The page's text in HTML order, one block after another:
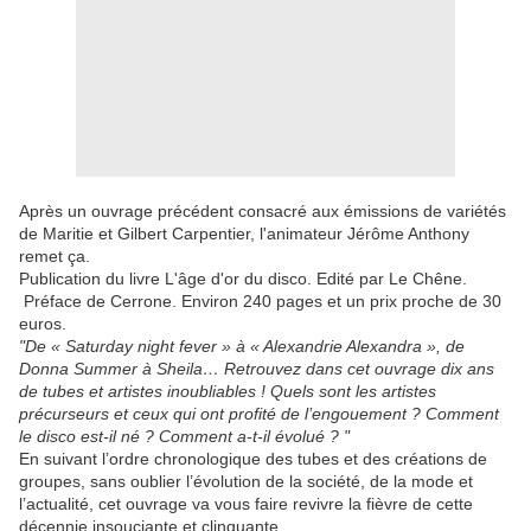
Après un ouvrage précédent consacré aux émissions de variétés
de Maritie et Gilbert Carpentier, l'animateur Jérôme Anthony
remet ça.
Publication du livre L'âge d'or du disco. Edité par Le Chêne.
Préface de Cerrone. Environ 240 pages et un prix proche de 30
euros.
"De « Saturday night fever » à « Alexandrie Alexandra », de
Donna Summer à Sheila… Retrouvez dans cet ouvrage dix ans
de tubes et artistes inoubliables ! Quels sont les artistes
précurseurs et ceux qui ont profité de l’engouement ? Comment
le disco est-il né ? Comment a-t-il évolué ? "
En suivant l’ordre chronologique des tubes et des créations de
groupes, sans oublier l’évolution de la société, de la mode et
l’actualité, cet ouvrage va vous faire revivre la fièvre de cette
décennie insouciante et clinquante.